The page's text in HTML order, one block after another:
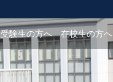
受験生の方へ 在校生の方へ